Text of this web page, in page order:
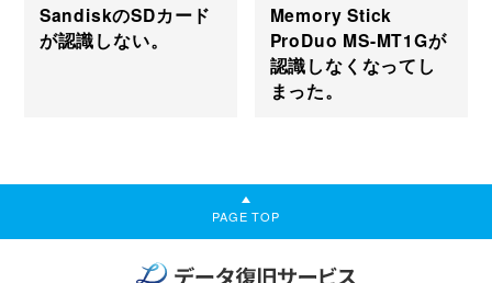
SandiskのSDカード
が認識しない。
Memory Stick
ProDuo MS-MT1Gが
認識しなくなってし
まった。
PAGE TOP